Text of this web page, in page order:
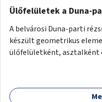
Ülőfelületek a Duna-
A belvárosi Duna-parti
készült geometrikus
ülőfelületként, asztalként